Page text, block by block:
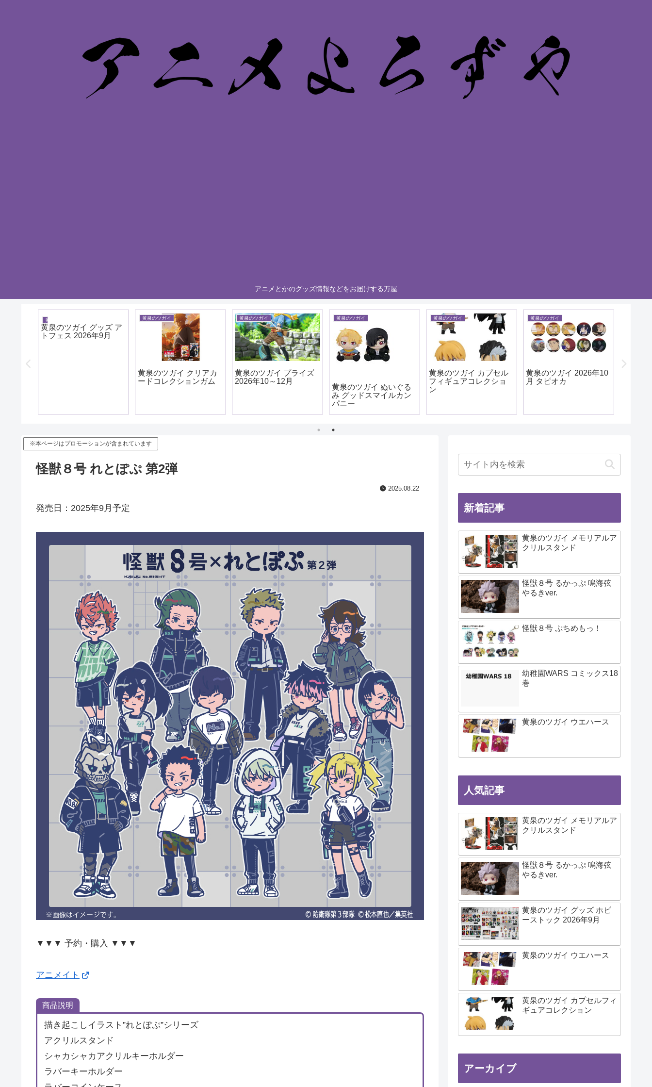
アニメとかのグッズ情報などをお届けする万屋
黄泉のツガイ
黄泉のツガイ グッズ ア
トフェス 2026年9月
黄泉のツガイ
黄泉のツガイ クリアカ
ードコレクションガム
黄泉のツガイ
黄泉のツガイ プライズ
2026年10～12月
黄泉のツガイ
黄泉のツガイ ぬいぐる
み グッドスマイルカン
パニー
黄泉のツガイ
黄泉のツガイ カプセル
フィギュアコレクショ
ン
黄泉のツガイ
黄泉のツガイ 2026年10
月 タピオカ
※本ページはプロモーションが含まれています
怪獣８号 れとぽぷ 第2弾
2025.08.22
発売日：2025年9月予定
▼▼▼ 予約・購入 ▼▼▼
アニメイト
商品説明
描き起こしイラスト”れとぽぷ”シリーズ
アクリルスタンド
シャカシャカアクリルキーホルダー
ラバーキーホルダー
新着記事
黄泉のツガイ メモリアルア
クリルスタンド
怪獣８号 るかっぷ 鳴海弦
やるきver.
怪獣８号 ぷちめもっ！
幼稚園WARS コミックス18
巻
黄泉のツガイ ウエハース
人気記事
黄泉のツガイ メモリアルア
クリルスタンド
怪獣８号 るかっぷ 鳴海弦
やるきver.
黄泉のツガイ グッズ ホビ
ーストック 2026年9月
黄泉のツガイ ウエハース
黄泉のツガイ カプセルフィ
ギュアコレクション
アーカイブ